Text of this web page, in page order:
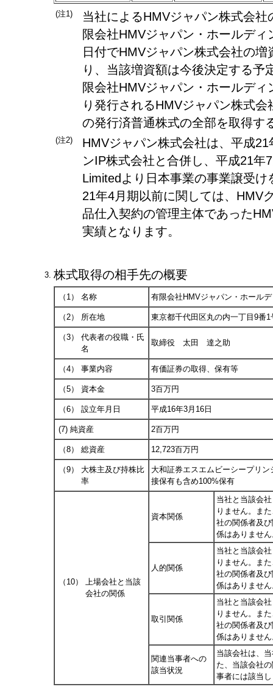
(注1)
当社によるHMVジャパン株式会
限会社HMVジャパン・ホールデ
日付でHMVジャパン株式会社の
り、当該増資額は今後決定する予
限会社HMVジャパン・ホールデ
り発行されるHMVジャパン株式
の発行済普通株式の全部を取得す
(注2)
HMVジャパン株式会社は、平成
ンIP株式会社と合併し、平成21年
Limitedより日本事業の事業譲受
21年4月期以前に関しては、HMV
品仕入契約の管理主体であった
実績となります。
3. 株式取得の相手先の概要
（1） 名称 有限会社HMVジャパン・ホール
（2） 所在地 東京都千代田区丸の内一丁目9番1
（3）
代表者の役職・氏
名
取締役 太田 達之助
（4） 事業内容 有価証券の取得、保有等
（5） 資本金 3百万円
（6） 設立年月日 平成16年3月16日
(7) 純資産 2百万円
（8） 総資産 12,723百万円
（9）
大株主及び持株比
率
大和証券エスエムビーシープリ
接保有も含め100%保有
（10）
上場会社と当該
会社の関係
資本関係
当社と当該会
りません。ま
社の関係者及
係はありませ
人的関係
当社と当該会
りません。ま
社の関係者及
係はありませ
取引関係
当社と当該会
りません。ま
社の関係者及
係はありませ
関連当事者への
該当状況
当該会社は、
た、当該会社
事者には該当